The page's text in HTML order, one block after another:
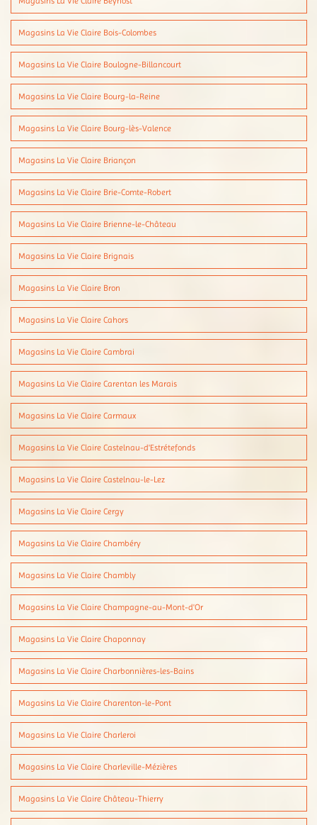
Magasins La Vie Claire Bois-Colombes
Magasins La Vie Claire Boulogne-Billancourt
Magasins La Vie Claire Bourg-la-Reine
Magasins La Vie Claire Bourg-lès-Valence
Magasins La Vie Claire Briançon
Magasins La Vie Claire Brie-Comte-Robert
Magasins La Vie Claire Brienne-le-Château
Magasins La Vie Claire Brignais
Magasins La Vie Claire Bron
Magasins La Vie Claire Cahors
Magasins La Vie Claire Cambrai
Magasins La Vie Claire Carentan les Marais
Magasins La Vie Claire Carmaux
Magasins La Vie Claire Castelnau-d'Estrétefonds
Magasins La Vie Claire Castelnau-le-Lez
Magasins La Vie Claire Cergy
Magasins La Vie Claire Chambéry
Magasins La Vie Claire Chambly
Magasins La Vie Claire Champagne-au-Mont-d'Or
Magasins La Vie Claire Chaponnay
Magasins La Vie Claire Charbonnières-les-Bains
Magasins La Vie Claire Charenton-le-Pont
Magasins La Vie Claire Charleroi
Magasins La Vie Claire Charleville-Mézières
Magasins La Vie Claire Château-Thierry